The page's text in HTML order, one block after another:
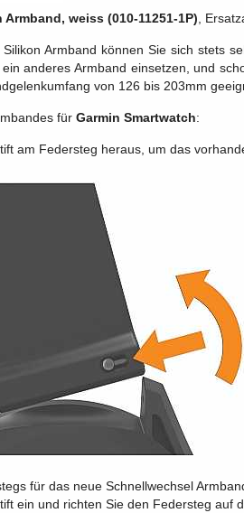
weiss (010-11251-1P) ,
Armband können Sie sich stets
anderes Armband einsetzen, und
von 126 bis 203mm
für Garmin Smartwatch:
am Federsteg heraus, um das
für das neue Schnellwechsel
ein und richten Sie den Federsteg auf